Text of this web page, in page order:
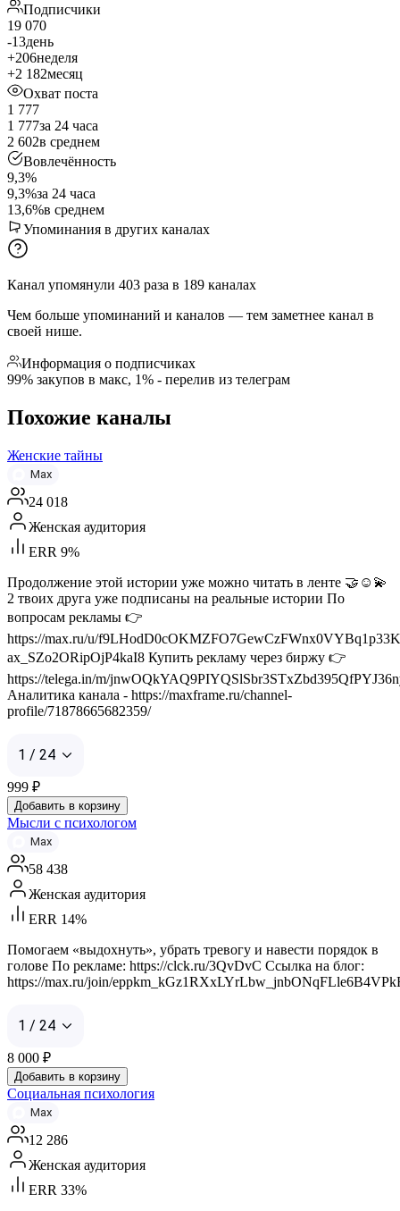
Подписчики
19 070
-13день
+206неделя
+2 182месяц
Охват поста
1 777
1 777за 24 часа
2 602в среднем
Вовлечённость
9,3%
9,3%за 24 часа
13,6%в среднем
Упоминания в других каналах
Канал упомянули 403 раза в 189 каналах
Чем больше упоминаний и каналов — тем заметнее канал в
своей нише.
Информация о подписчиках
99% закупов в макс, 1% - перелив из телеграм
Похожие каналы
Женские тайны
Max
24 018
Женская аудитория
ERR 9%
Продолжение этой истории уже можно читать в ленте 🤝☺️💫
2 твоих друга уже подписаны на реальные истории По
вопросам рекламы 👉
https://max.ru/u/
ax_SZo2ORipOjP4kaI8 Купить рекламу через биржу 👉
https://telega.in/m/
Аналитика канала - https://maxframe.ru/channel-
profile/71878665682359/
1 / 24
999 ₽
Добавить в корзину
Мысли с психологом
Max
58 438
Женская аудитория
ERR 14%
Помогаем «выдохнуть», убрать тревогу и навести порядок в
голове По рекламе: https://clck.ru/3QvDvC Ссылка на блог:
https://max.ru/join/
1 / 24
8 000 ₽
Добавить в корзину
Социальная психология
Max
12 286
Женская аудитория
ERR 33%